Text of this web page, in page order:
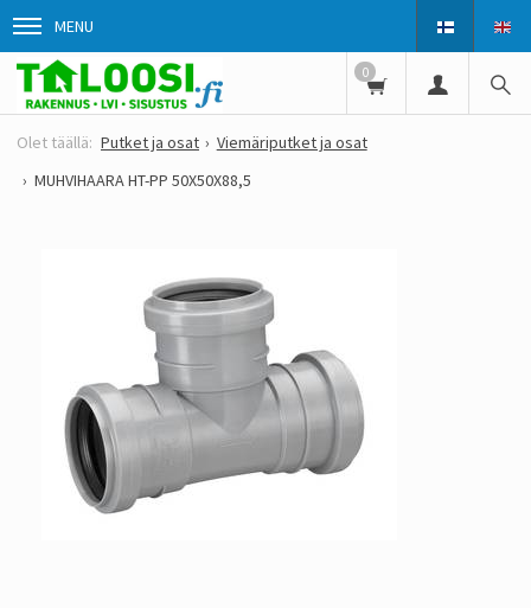
MENU
0
Putket ja osat
Viemäriputket ja osat
MUHVIHAARA HT-PP 50X50X88,5